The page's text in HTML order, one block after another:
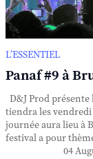
L’ESSENTIEL
Panaf #9 à
D&J Prod présente
tiendra les vendredi
journée aura lieu à
festival a pour
04